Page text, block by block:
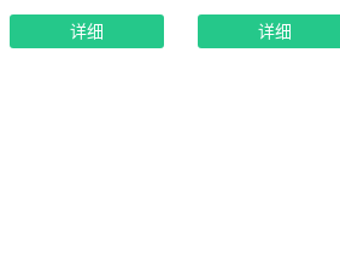
详细 详细